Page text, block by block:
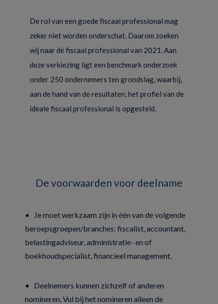
De rol van een goede fiscaal professional mag
zeker niet worden onderschat. Daarom zoeken
wij naar dé fiscaal professional van 2021. Aan
deze verkiezing ligt een benchmark onderzoek
onder 250 ondernemers ten grondslag, waarbij,
aan de hand van de resultaten, het profiel van de
ideale fiscaal professional is opgesteld.
De voorwaarden voor deelname
• Je moet werkzaam zijn in één van de volgende
beroepsgroepen/branches: fiscalist, accountant,
belastingadviseur, administratie- en of
boekhoudspecialist, financieel management.
• Deelnemers kunnen zichzelf of anderen
nomineren. Vul bij het nomineren alleen de